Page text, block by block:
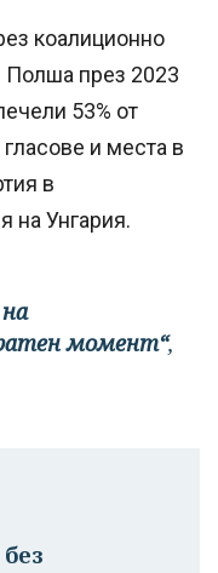
коалиционно
Полша през 2023
53% от
и места в
в
на Унгария.
момент“,